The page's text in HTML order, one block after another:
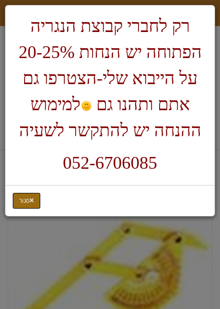
לעגלת הקניות
רק לחברי קבוצת הנגריה
הפתוחה יש הנחות 20-25%
על הייבוא שלי-הצטרפו גם
אתם ותהנו גם
למימוש
ההנחה יש להתקשר לשעיה
052-6706085
סגור